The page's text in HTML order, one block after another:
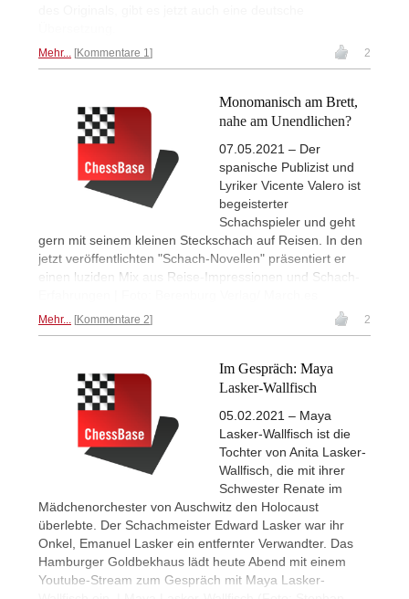
Mehr... Kommentare 1 2
Monomanisch am Brett,
nahe am Unendlichen?
07.05.2021 – Der
spanische Publizist und
Lyriker Vicente Valero ist
begeisterter
Schachspieler und geht
gern mit seinem kleinen Steckschach auf Reisen. In den
jetzt veröffentlichten "Schach-Novellen" präsentiert er
einen luziden Mix aus Reise-Impressionen und Schach-
Mehr... Kommentare 2 2
Im Gespräch: Maya
Lasker-Wallfisch
05.02.2021 – Maya
Lasker-Wallfisch ist die
Tochter von Anita Lasker-
Wallfisch, die mit ihrer
Schwester Renate im
Mädchenorchester von Auschwitz den Holocaust
überlebte. Der Schachmeister Edward Lasker war ihr
Onkel, Emanuel Lasker ein entfernter Verwandter. Das
Hamburger Goldbekhaus lädt heute Abend mit einem
Youtube-Stream zum Gespräch mit Maya Lasker-